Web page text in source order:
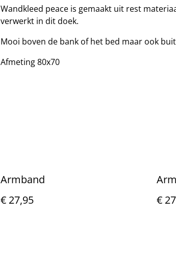
Wandkleed peace is gemaakt uit rest
verwerkt in dit doek.
Mooi boven de bank of het bed maar ook
Afmeting 80x70
Armband
€ 27,95
€